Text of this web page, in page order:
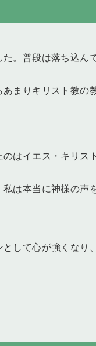
。普段は落ち込ん
まりキリスト教の
はイエス・キリス
は本当に神様の声
して心が強くなり